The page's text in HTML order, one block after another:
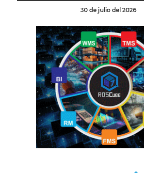
30 de julio del 2026